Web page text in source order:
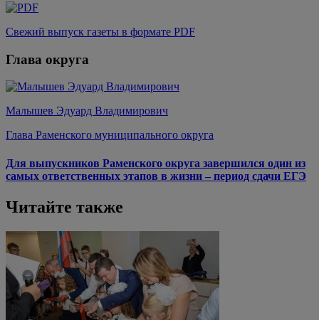
Свежий выпуск газеты в формате PDF
Глава округа
Малышев Эдуард Владимирович
Глава Раменского муниципального округа
Для выпускников Раменского округа завершился один из
самых ответственных этапов в жизни – период сдачи ЕГЭ
Читайте также